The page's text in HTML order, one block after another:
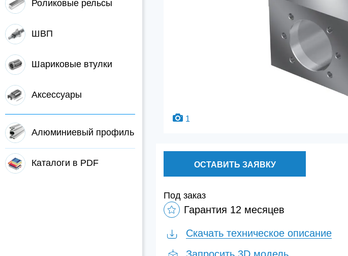
Роликовые рельсы
ШВП
Шариковые втулки
Аксессуары
Алюминиевый профиль
Каталоги в PDF
1
ОСТАВИТЬ ЗАЯВКУ
Под заказ
Гарантия 12 месяцев
Скачать техническое описание